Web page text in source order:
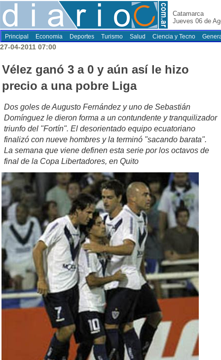
Catamarca
Jueves 06 de
Principal Economia Deportes Turismo Salud Ciencia y Tecno
27-04-2011 07:00
Vélez ganó 3 a 0 y aún así le hizo
precio a una pobre Liga
Dos goles de Augusto Fernández y uno de Sebastián
Domínguez le dieron forma a un contundente y tranquilizador
triunfo del "Fortín". El desorientado equipo ecuatoriano
finalizó con nueve hombres y la terminó "sacando barata".
La semana que viene definen esta serie por los octavos de
final de la Copa Libertadores, en Quito